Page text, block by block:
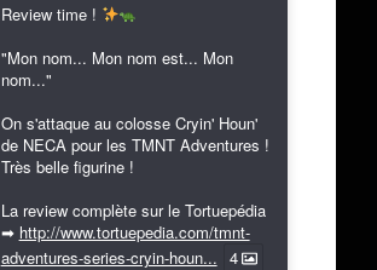
Review time !
"Mon nom... Mon nom est... Mon
nom..."
On s'attaque au colosse Cryin' Houn'
de NECA pour les TMNT Adventures !
Très belle figurine !
La review complète sur le Tortuepédia
➡ http://www.tortuepedia.com/tmnt-
adventures-series-cryin-houn... 4